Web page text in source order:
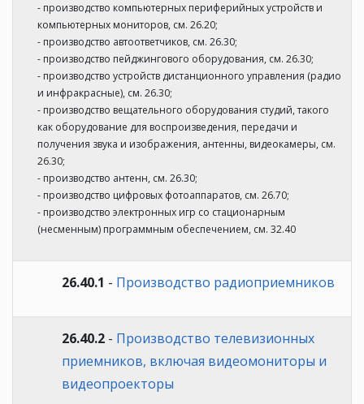
- производство компьютерных периферийных устройств и
компьютерных мониторов, см. 26.20;
- производство автоответчиков, см. 26.30;
- производство пейджингового оборудования, см. 26.30;
- производство устройств дистанционного управления (радио
и инфракрасные), см. 26.30;
- производство вещательного оборудования студий, такого
как оборудование для воспроизведения, передачи и
получения звука и изображения, антенны, видеокамеры, см.
26.30;
- производство антенн, см. 26.30;
- производство цифровых фотоаппаратов, см. 26.70;
- производство электронных игр со стационарным
(несменным) программным обеспечением, см. 32.40
26.40.1 - Производство радиоприемников
26.40.2 - Производство телевизионных
приемников, включая видеомониторы и
видеопроекторы